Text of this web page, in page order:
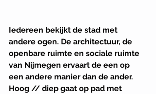
Iedereen bekijkt de stad met
andere ogen. De architectuur, de
openbare ruimte en sociale ruimte
van Nijmegen ervaart de een op
een andere manier dan de ander.
Hoog // diep gaat op pad met